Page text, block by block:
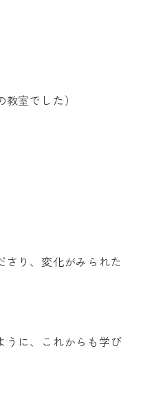
室でした）
り、変化がみられた
うに、これからも学び